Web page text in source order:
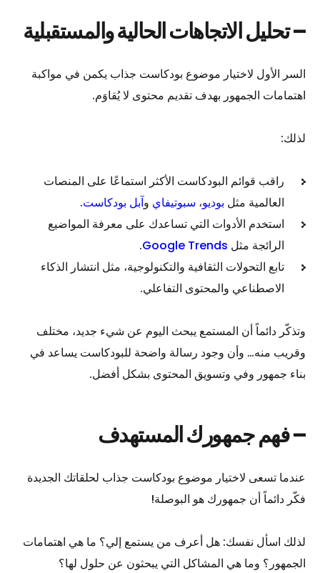
– تحليل الاتجاهات الحالية والمستقبلية
السر الأول لاختيار موضوع بودكاست جذاب يكمن في مواكبة
اهتمامات الجمهور بهدف تقديم محتوى لا يُقاوَم.
لذلك:
راقب قوائم البودكاست الأكثر استماعًا على المنصات
العالمية مثل بوديو، سبوتيفاي وآبل بودكاست.
استخدم الأدوات التي تساعدك على معرفة المواضيع
الرائجة مثل Google Trends
.
تابع التحولات الثقافية والتكنولوجية، مثل انتشار الذكاء
الاصطناعي والمحتوى التفاعلي.
وتذكّر دائماً أن المستمع يبحث اليوم عن شيء جديد، مختلف
وقريب منه… وأن وجود رسالة واضحة للبودكاست يساعد في
بناء جمهور وفي وتسويق المحتوى بشكل أفضل.
– فهم جمهورك المستهدف
عندما تسعى لاختيار موضوع بودكاست جذاب لحلقاتك الجديدة
فكّر دائماً أن جمهورك هو البوصلة!
لذلك اسأل نفسك: هل أعرف من يستمع إلي؟ ما هي اهتمامات
الجمهور؟ وما هي المشاكل التي يبحثون عن حلول لها؟